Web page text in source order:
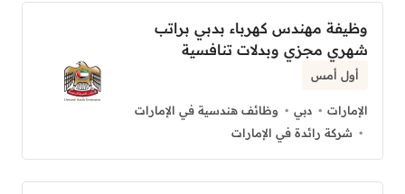
وظيفة مهندس كهرباء بدبي براتب
شهري مجزي وبدلات تنافسية
أول أمس
الإمارات دبي
وظائف هندسية في الإمارات
شركة رائدة في الإمارات